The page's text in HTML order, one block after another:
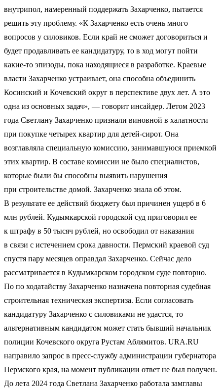
внутрипол, намеренный поддержать Захарченко, пытается
решить эту проблему. «К Захарченко есть очень много
вопросов у силовиков. Если край не сможет договориться и
будет продавливать ее кандидатуру, то в ход могут пойти
какие-то эпизоды, пока находящиеся в разработке. Краевые
власти Захарченко устраивает, она способна объединить
Косинский и Кочевский округ в перспективе двух лет. А это
одна из основных задач», — говорит инсайдер. Летом 2023
года Светлану Захарченко признали виновной в халатности
при покупке четырех квартир для детей-сирот. Она
возглавляла специальную комиссию, занимавшуюся приемкой
этих квартир. В составе комиссии не было специалистов,
которые были бы способны выявить нарушения
при строительстве домой. Захарченко знала об этом.
В результате ее действий бюджету был причинен ущерб в 6
млн рублей. Кудымкарской городской суд приговорил ее
к штрафу в 50 тысяч рублей, но освободил от наказания
в связи с истечением срока давности. Пермский краевой суд
спустя пару месяцев оправдал Захарченко. Сейчас дело
рассматривается в Кудымкарском городском суде повторно.
По по ходатайству Захарченко назначена повторная судебная
строительная техническая экспертиза. Если согласовать
кандидатуру Захарченко с силовиками не удастся, то
альтернативным кандидатом может стать бывший начальник
полиции Кочевского округа Рустам Аблямитов. URA.RU
направило запрос в пресс-службу администрации губернатора
Пермского края, на момент публикации ответ не был получен.
До лета 2024 года Светлана Захарченко работала замглавы